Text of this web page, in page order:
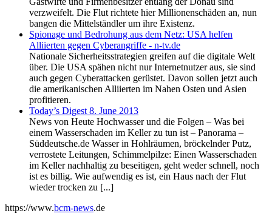
verzweifelt. Die Flut richtete hier Millionenschäden an, nun
bangen die Mittelständler um ihre Existenz.
Spionage und Bedrohung aus dem Netz: USA helfen
Alliierten gegen Cyberangriffe - n-tv.de
Nationale Sicherheitsstrategien greifen auf die digitale Welt
über. Die USA spähen nicht nur Internetnutzer aus, sie sind
auch gegen Cyberattacken gerüstet. Davon sollen jetzt auch
die amerikanischen Alliierten im Nahen Osten und Asien
profitieren.
Today’s Digest 8. June 2013
News von Heute Hochwasser und die Folgen – Was bei
einem Wasserschaden im Keller zu tun ist – Panorama –
Süddeutsche.de Wasser in Hohlräumen, bröckelnder Putz,
verrostete Leitungen, Schimmelpilze: Einen Wasserschaden
im Keller nachhaltig zu beseitigen, geht weder schnell, noch
ist es billig. Wie aufwendig es ist, ein Haus nach der Flut
wieder trocken zu [...]
https://www.bcm-news.de